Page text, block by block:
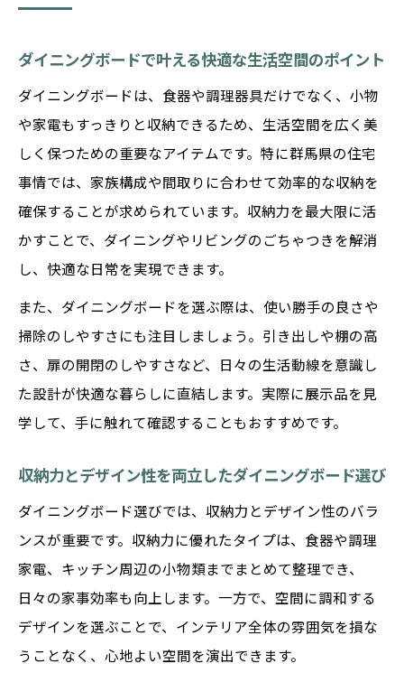
訣
洗練された空間を彩るボード活用術
ダイニングボードでおしゃれな収納を実現
する方法
洗練空間を作るダイニングボード活用のコ
ツ
ダイニングボードで魅せるインテリアの工
夫
ボード収納の美しさを引き出す配置テクニ
ック
LEDライト付きダイニングボードの魅力を
解説
自宅で叶える美しい収納のアイデア集
ダイニングボード活用でスッキリ収納を実
カップボード選びで自宅の収納力を高める
ダイニングボードの引き出し活用アイデア
紹介
ダイニングボードを使った整理整頓のコツ
ダイニングボードで叶える快適な生活空間のポイント
ダイニングボードは、食器や調理器具だけでなく、小物
や家電もすっきりと収納できるため、生活空間を広く美
しく保つための重要なアイテムです。特に群馬県の住宅
事情では、家族構成や間取りに合わせて効率的な収納を
確保することが求められています。収納力を最大限に活
かすことで、ダイニングやリビングのごちゃつきを解消
し、快適な日常を実現できます。
また、ダイニングボードを選ぶ際は、使い勝手の良さや
掃除のしやすさにも注目しましょう。引き出しや棚の高
さ、扉の開閉のしやすさなど、日々の生活動線を意識し
た設計が快適な暮らしに直結します。実際に展示品を見
学して、手に触れて確認することもおすすめです。
収納力とデザイン性を両立したダイニングボード選び
ダイニングボード選びでは、収納力とデザイン性のバラ
ンスが重要です。収納力に優れたタイプは、食器や調理
家電、キッチン周辺の小物類までまとめて整理でき、
日々の家事効率も向上します。一方で、空間に調和する
デザインを選ぶことで、インテリア全体の雰囲気を損な
うことなく、心地よい空間を演出できます。